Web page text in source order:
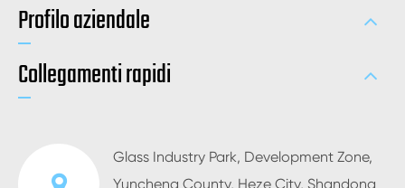
Profilo aziendale
Collegamenti rapidi
Glass Industry Park, Development Zone,
Yuncheng County, Heze City, Shandong